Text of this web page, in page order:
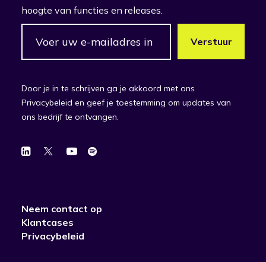
hoogte van functies en releases.
Door je in te schrijven ga je akkoord met ons
Privacybeleid en geef je toestemming om updates van
ons bedrijf te ontvangen.
Neem contact op
Klantcases
Privacybeleid